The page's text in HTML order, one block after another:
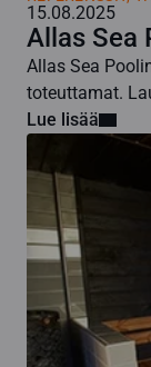
15.08.2025
Allas Sea
Allas Sea
toteuttamat.
Lue lisää